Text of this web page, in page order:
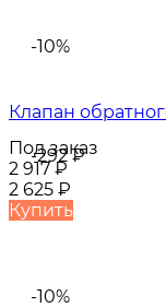
-10%
-292₽
Клапан
Под заказ
2 917₽
2 625 ₽
Купить
-10%